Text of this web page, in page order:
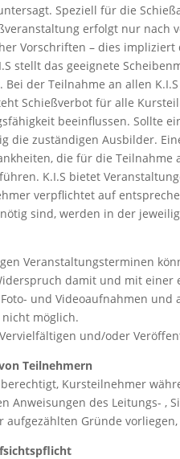
Speziell für die
erfolgt nur
Vorschriften – dies
stellt das geeignete
Bei der Teilnahme an allen
Schießverbot für alle
beeinflussen. Sollte
die zuständigen Ausbilder.
die für die Teilnahme
K.I.S bietet
verpflichtet auf
sind, werden in der
Veranstaltungsterminen
damit und mit einer
und Videoaufnahmen und
möglich.
und/oder
Teilnehmern
Kursteilnehmer
Anweisungen des Leitungs- ,
aufgezählten Gründe